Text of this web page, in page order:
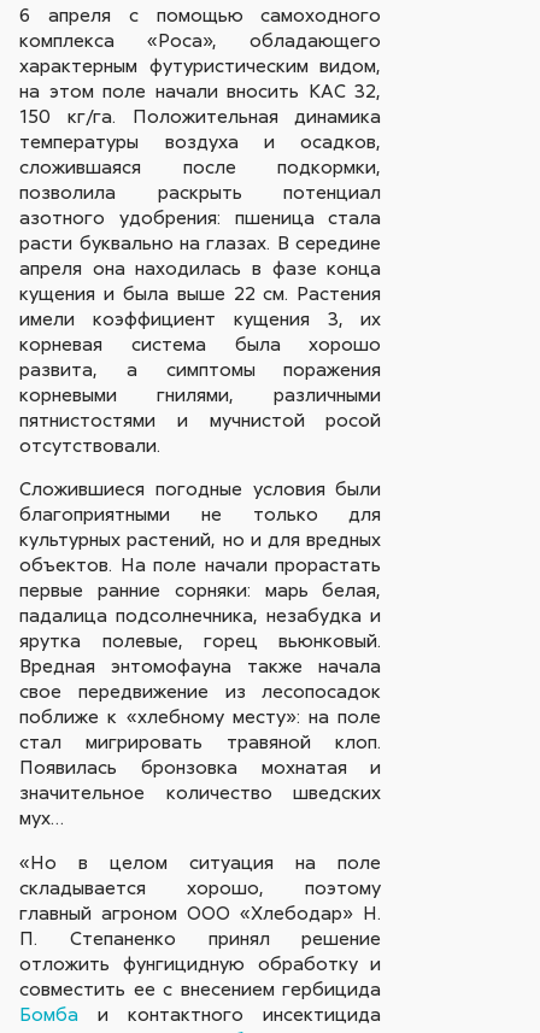
6 апреля с помощью самоходного
комплекса «Роса», обладающего
характерным футуристическим видом,
на этом поле начали вносить КАС 32,
150 кг/га. Положительная динамика
температуры воздуха и осадков,
сложившаяся после подкормки,
позволила раскрыть потенциал
азотного удобрения: пшеница стала
расти буквально на глазах. В середине
апреля она находилась в фазе конца
кущения и была выше 22 см. Растения
имели коэффициент кущения 3, их
корневая система была хорошо
развита, а симптомы поражения
корневыми гнилями, различными
пятнистостями и мучнистой росой
отсутствовали.
Сложившиеся погодные условия были
благоприятными не только для
культурных растений, но и для вредных
объектов. На поле начали прорастать
первые ранние сорняки: марь белая,
падалица подсолнечника, незабудка и
ярутка полевые, горец вьюнковый.
Вредная энтомофауна также начала
свое передвижение из лесопосадок
поближе к «хлебному месту»: на поле
стал мигрировать травяной клоп.
Появилась бронзовка мохнатая и
значительное количество шведских
мух…
«Но в целом ситуация на поле
складывается хорошо, поэтому
главный агроном ООО «Хлебодар» Н.
П. Степаненко принял решение
отложить фунгицидную обработку и
совместить ее с внесением гербицида
Бомба и контактного инсектицида